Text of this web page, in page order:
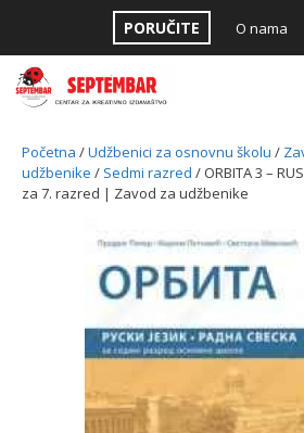
content
PORUČITE O nama
Početna /Udžbenici za osnovnu školu /
udžbenike / Sedmi razred / ORBITA 3 –
za 7. razred | Zavod za udžbenike